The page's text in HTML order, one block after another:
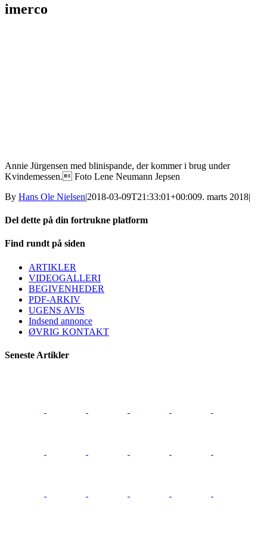
imerco
Annie Jürgensen med blinispande, der kommer i brug under
Kvindemessen. Foto Lene Neumann Jepsen
By Hans Ole Nielsen|2018-03-09T21:33:01+00:009. marts 2018|
Del dette på din fortrukne platform
Facebook
X
LinkedIn
E-
Find rundt på siden
ARTIKLER
VIDEOGALLERI
BEGIVENHEDER
PDF-ARKIV
UGENS AVIS
Indsend annonce
ØVRIG KONTAKT
Seneste Artikler